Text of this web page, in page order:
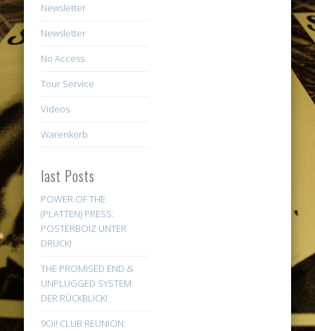
Newsletter
Newsletter
No Access
Tour Service
Videos
Warenkorb
last Posts
POWER OF THE
(PLATTEN) PRESS:
POSTERBOIZ UNTER
DRUCK!
THE PROMISED END &
UNPLUGGED SYSTEM:
DER RÜCKBLICK!
9Oi! CLUB REUNION: